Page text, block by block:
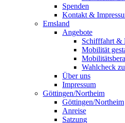
Spenden
Kontakt &
Emsland
Angebote
Schifffahrt &
Mobilität
Wahlcheck
Über uns
Impressum
Göttingen/Northeim
Göttingen/Northeim
Anreise
Satzung